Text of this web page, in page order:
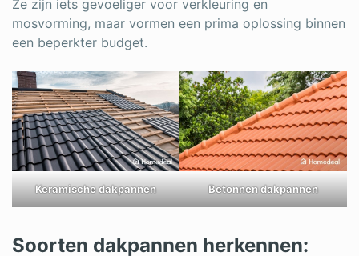
Ze zijn iets gevoeliger voor verkleuring en
mosvorming, maar vormen een prima oplossing binnen
een beperkter budget.
Keramische dakpannen Betonnen dakpannen
Soorten dakpannen herkennen: